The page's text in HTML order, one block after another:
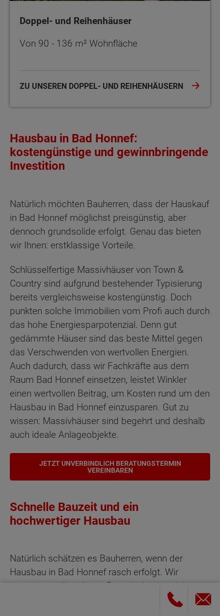
Doppel- und Reihenhäuser
Von 90 - 136 m² Wohnfläche
ZU UNSEREN DOPPEL- UND REIHENHÄUSERN
Hausbau in Bad Honnef:
kostengünstige und gewinnbringende
Investition
Natürlich möchten Bauherren, dass der Hauskauf
in Bad Honnef möglichst preisgünstig, aber
dennoch grundsolide erfolgt. Genau das bieten
wir Ihnen: erstklassige Vorteile.
Schlüsselfertige Massivhäuser von Town &
Country sind aufgrund bestehender Typisierung
bereits vergleichsweise kostengünstig. Doch
punkten solche Immobilien vom Profi auch durch
das hohe Energiesparpotenzial. Denn gut
gedämmte Häuser sind das beste Mittel gegen
das Verschwenden von wertvollen Energien.
Auch dadurch, dass wir Fachkräfte aus dem
Raum Bad Honnef einsetzen, leistet Winkler
einen wertvollen Beitrag, um Kosten rund um den
Hausbau in Bad Honnef einzusparen. Gut zu
wissen: Massivhäuser sind begehrt und deshalb
auch ideale Anlageobjekte.
JETZT UNVERBINDLICH BERATUNGSTERMIN
VEREINBAREN
Schnelle Bauzeit und ein
hochwertiger Hausbau
Natürlich schätzen es Bauherren, wenn der
Hausbau in Bad Honnef rasch erfolgt. Wir
garantieren diese kurze Bauzeit durch präzise
Vorbereitung und durch den Einsatz von